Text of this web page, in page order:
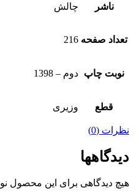
ناشر چالش
تعداد صفحه 216
نوبت چاپ دوم – 1398
قطع وزیری
نظرات (0)
دیدگاهها
هیچ دیدگاهی برای این محصول